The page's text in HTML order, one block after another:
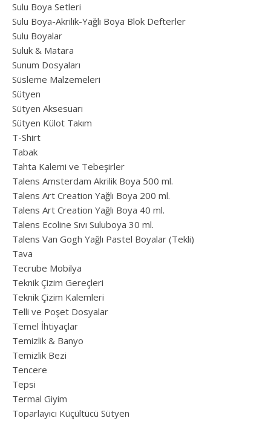
Sulu Boya Setleri
Sulu Boya-Akrilik-Yağlı Boya Blok Defterler
Sulu Boyalar
Suluk & Matara
Sunum Dosyaları
Süsleme Malzemeleri
Sütyen
Sütyen Aksesuarı
Sütyen Külot Takım
T-Shirt
Tabak
Tahta Kalemi ve Tebeşirler
Talens Amsterdam Akrilik Boya 500 ml.
Talens Art Creation Yağlı Boya 200 ml.
Talens Art Creation Yağlı Boya 40 ml.
Talens Ecoline Sıvı Suluboya 30 ml.
Talens Van Gogh Yağlı Pastel Boyalar (Tekli)
Tava
Tecrube Mobilya
Teknik Çizim Gereçleri
Teknik Çizim Kalemleri
Telli ve Poşet Dosyalar
Temel İhtiyaçlar
Temizlik & Banyo
Temizlik Bezi
Tencere
Tepsi
Termal Giyim
Toparlayıcı Küçültücü Sütyen